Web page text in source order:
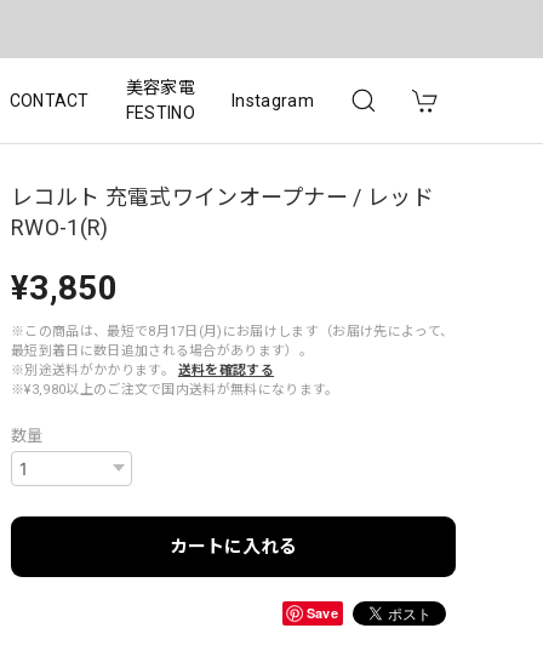
CONTACT
美容家電
FESTINO
Instagram
レコルト 充電式ワインオープナー / レッド
RWO-1(R)
¥3,850
※この商品は、最短で8月17日(月)にお届けします（お届け先によって、
最短到着日に数日追加される場合があります）。
※別途送料がかかります。
送料を確認する
※¥3,980以上のご注文で国内送料が無料になります。
数量
カートに入れる
Save